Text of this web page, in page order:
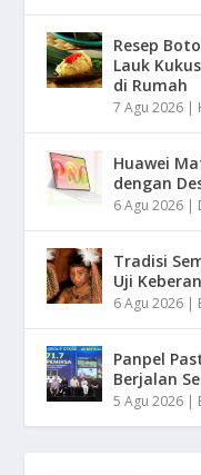
Resep
Lauk
di Rumah
7 Agu 2026 |
Huawei
dengan
6 Agu 2026 |
Tradisi
Uji
6 Agu 2026 |
Panpel
Berjalan
5 Agu 2026 |